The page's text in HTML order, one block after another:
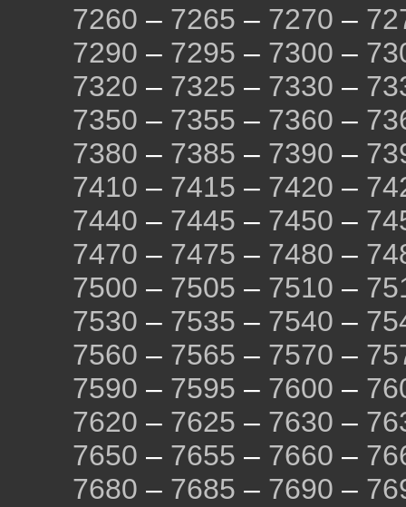
7260 – 7265 – 7270 –
7290 – 7295 – 7300 –
7320 – 7325 – 7330 –
7350 – 7355 – 7360 –
7380 – 7385 – 7390 –
7410 – 7415 – 7420 –
7440 – 7445 – 7450 –
7470 – 7475 – 7480 –
7500 – 7505 – 7510 –
7530 – 7535 – 7540 –
7560 – 7565 – 7570 –
7590 – 7595 – 7600 –
7620 – 7625 – 7630 –
7650 – 7655 – 7660 –
7680 – 7685 – 7690 –